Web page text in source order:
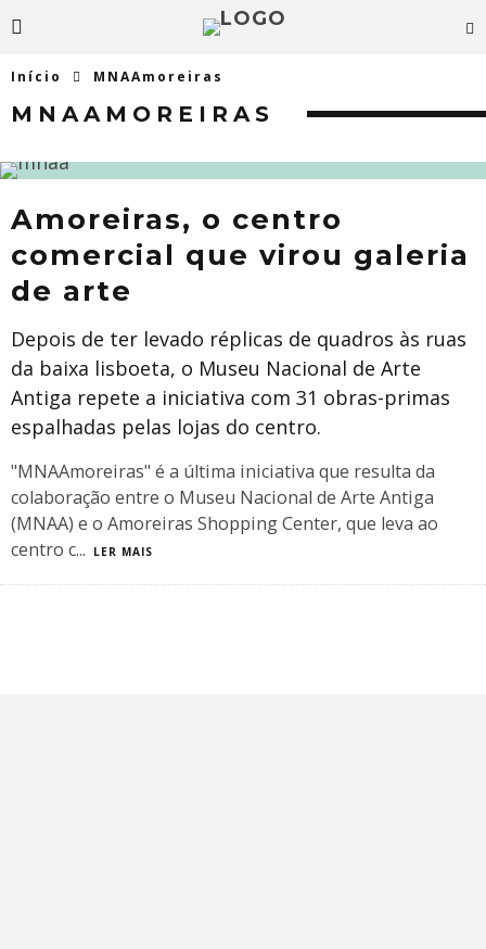
Início MNAAmoreiras
MNAAMOREIRAS
Amoreiras, o centro
comercial que virou galeria
de arte
Depois de ter levado réplicas de quadros às ruas
da baixa lisboeta, o Museu Nacional de Arte
Antiga repete a iniciativa com 31 obras-primas
espalhadas pelas lojas do centro.
"MNAAmoreiras" é a última iniciativa que resulta da
colaboração entre o Museu Nacional de Arte Antiga
(MNAA) e o Amoreiras Shopping Center, que leva ao
centro c... LER MAIS